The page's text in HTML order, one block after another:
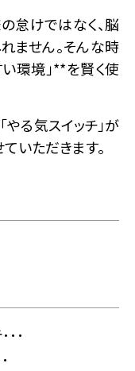
怠けではなく、脳
ません。そんな時
環境」**を賢く使
る気スイッチ」が
いただきます。
･･